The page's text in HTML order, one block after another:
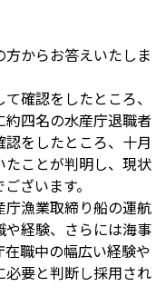
からお答えいたしま
確認をしたところ、
四名の水産庁退職者
をしたところ、十月
ことが判明し、現状
ざいます。
漁業取締り船の運航
経験、さらには海事
職中の幅広い経験や
要と判断し採用され